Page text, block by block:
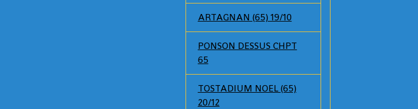
ARTAGNAN (65) 19/10
PONSON DESSUS CHPT
65
TOSTADIUM NOEL (65)
20/12